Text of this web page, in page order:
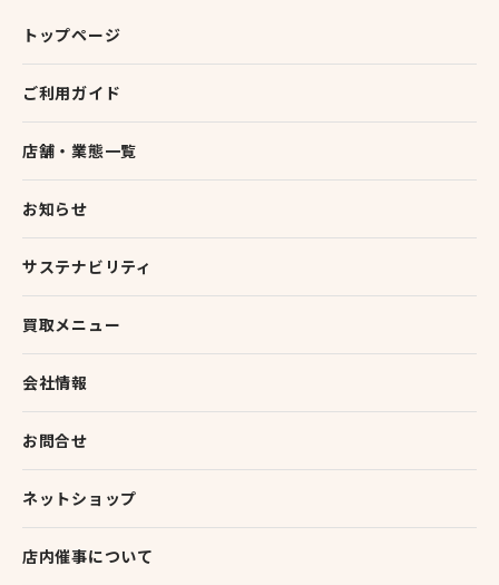
トップページ
ご利用ガイド
店舗・業態一覧
お知らせ
サステナビリティ
買取メニュー
会社情報
お問合せ
ネットショップ
店内催事について